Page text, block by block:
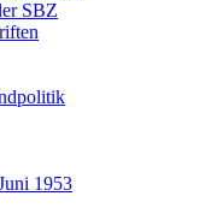
SBZ
1953